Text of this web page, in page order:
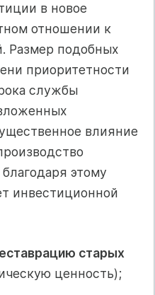
в новое
отношении к
Размер подобных
приоритетности
службы
влияние
этому
инвестиционной
старых
ценность);